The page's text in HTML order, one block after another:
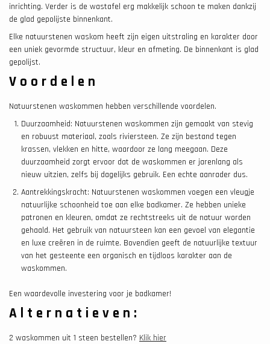
inrichting. Verder is de wastafel erg makkelijk schoon te maken dankzij
de glad gepolijste binnenkant.
Elke natuurstenen waskom heeft zijn eigen uitstraling en karakter door
een uniek gevormde structuur, kleur en afmeting. De binnenkant is glad
gepolijst.
Voordelen
Natuurstenen waskommen hebben verschillende voordelen.
Duurzaamheid: Natuurstenen waskommen zijn gemaakt van stevig
en robuust materiaal, zoals riviersteen. Ze zijn bestand tegen
krassen, vlekken en hitte, waardoor ze lang meegaan. Deze
duurzaamheid zorgt ervoor dat de waskommen er jarenlang als
nieuw uitzien, zelfs bij dagelijks gebruik. Een echte aanrader dus.
Aantrekkingskracht: Natuurstenen waskommen voegen een vleugje
natuurlijke schoonheid toe aan elke badkamer. Ze hebben unieke
patronen en kleuren, omdat ze rechtstreeks uit de natuur worden
gehaald. Het gebruik van natuursteen kan een gevoel van elegantie
en luxe creëren in de ruimte. Bovendien geeft de natuurlijke textuur
van het gesteente een organisch en tijdloos karakter aan de
waskommen.
Een waardevolle investering voor je badkamer!
Alternatieven:
2 waskommen uit 1 steen bestellen? Klik hier